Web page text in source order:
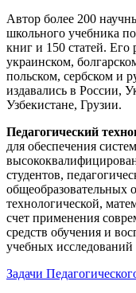
Автор более 200
школьного учебника
книг и 150 статей. Его
украинском,
польском, сербском и
издавались в России,
Узбекистане, Грузии.
Педагогический
для обеспечения
студентов,
общеобразовательных
технологической,
счет применения
средств обучения и
учебных исследований
Задачи